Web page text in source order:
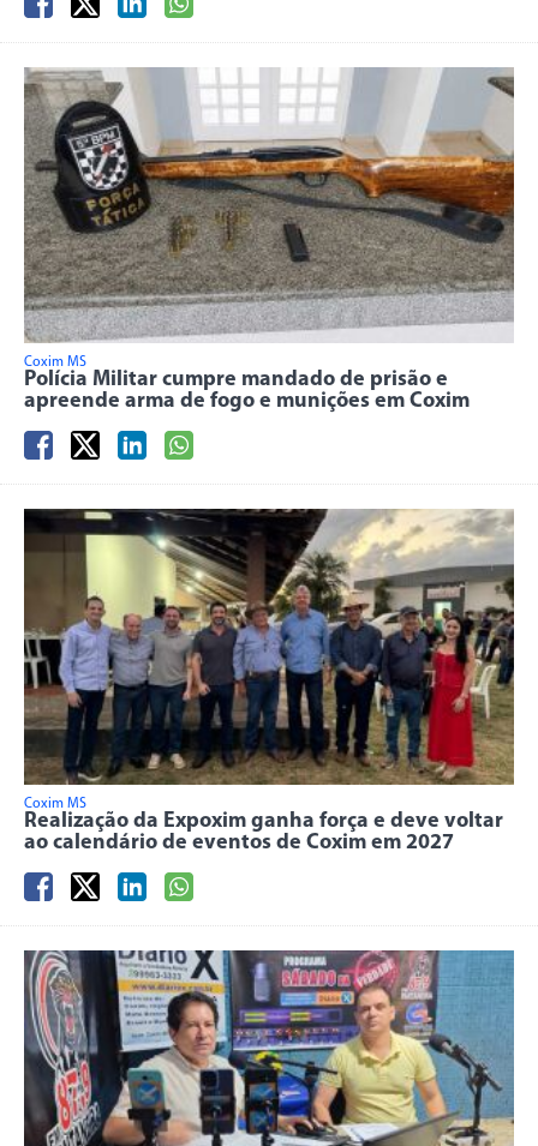
Coxim MS
Polícia Militar cumpre mandado de prisão e
apreende arma de fogo e munições em Coxim
Coxim MS
Realização da Expoxim ganha força e deve voltar
ao calendário de eventos de Coxim em 2027